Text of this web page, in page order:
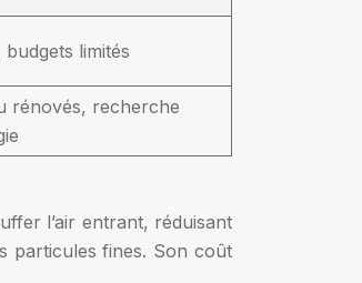
limités
rénovés, recherche
l’air entrant, réduisant
particules fines. Son coût